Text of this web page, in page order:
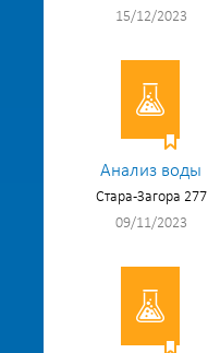
15/12/2023
Анализ воды
Стара-Загора 277
09/11/2023